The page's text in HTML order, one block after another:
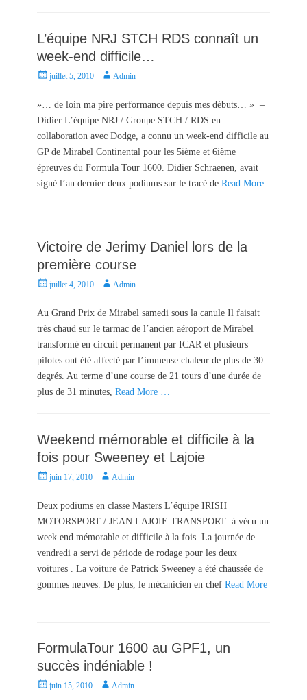
L’équipe NRJ STCH RDS connaît un
week-end difficile…
P
s
t
o
n
juillet 5, 2010
A
t
h
Admin
»… de loin ma pire performance depuis mes débuts… » –
Didier L’équipe NRJ / Groupe STCH / RDS en
collaboration avec Dodge, a connu un week-end difficile au
GP de Mirabel Continental pour les 5ième et 6ième
épreuves du Formula Tour 1600. Didier Schraenen, avait
signé l’an dernier deux podiums sur le tracé de Read More
Victoire de Jerimy Daniel lors de la
première course
P
s
t
o
n
juillet 4, 2010
A
t
h
Admin
Au Grand Prix de Mirabel samedi sous la canule Il faisait
très chaud sur le tarmac de l’ancien aéroport de Mirabel
transformé en circuit permanent par ICAR et plusieurs
pilotes ont été affecté par l’immense chaleur de plus de 30
degrés. Au terme d’une course de 21 tours d’une durée de
plus de 31 minutes, Read More …
Weekend mémorable et difficile à la
fois pour Sweeney et Lajoie
P
s
t
o
n
juin 17, 2010
A
t
h
Admin
Deux podiums en classe Masters L’équipe IRISH
MOTORSPORT / JEAN LAJOIE TRANSPORT à vécu un
week end mémorable et difficile à la fois. La journée de
vendredi a servi de période de rodage pour les deux
voitures . La voiture de Patrick Sweeney a été chaussée de
gommes neuves. De plus, le mécanicien en chef Read More
FormulaTour 1600 au GPF1, un
succès indéniable !
P
juin 15, 2010
A
Admin